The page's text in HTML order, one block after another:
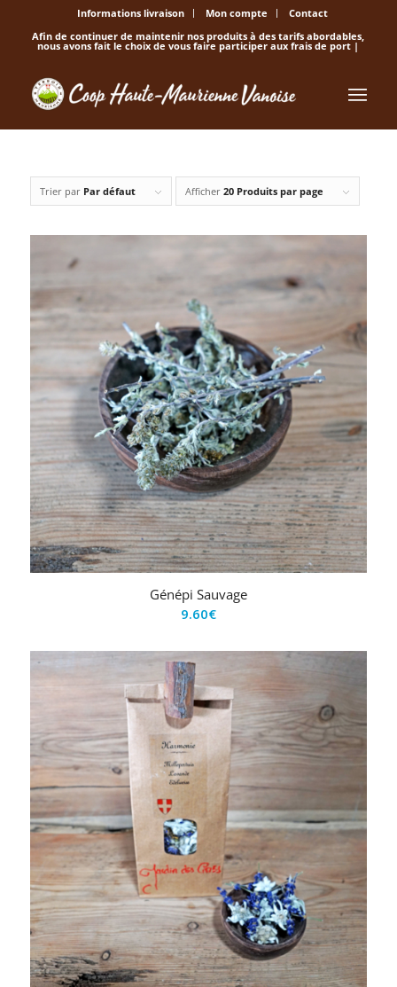
Informations livraison Mon compte
Contact
Afin de continuer de maintenir nos produits à des tarifs abordables,
nous avons fait le choix de vous faire participer aux frais de port |
Trier par Par défaut Afficher 20 Produits par page
Génépi Sauvage
9.60€